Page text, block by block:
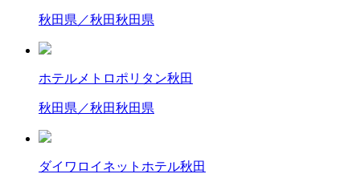
秋田県／秋田秋田県
ホテルメトロポリタン秋田
秋田県／秋田秋田県
ダイワロイネットホテル秋田